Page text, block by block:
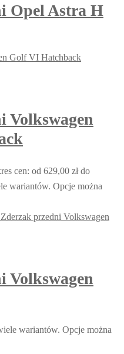
Opel Astra H
Volkswagen
cen: od 629,00 zł do
wariantów. Opcje można
Volkswagen
wariantów. Opcje można